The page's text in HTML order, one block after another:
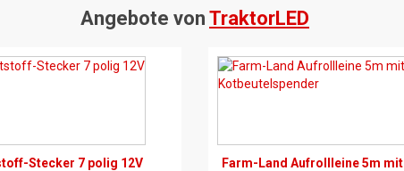
Angebote von TraktorLED
Stecker 7 polig 12V
Farm-Land Aufrollleine 5m mit